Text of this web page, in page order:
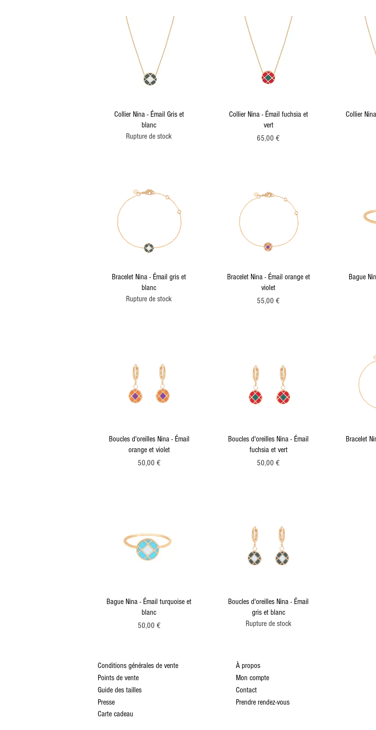
Aperçu rapide
Collier Nina - Émail Gris et
blanc
Rupture de stock
Aperçu rapide
Collier Nina - Émail fuchsia et
vert
Prix
65,00 €
Collier
Aperçu rapide
Bracelet Nina - Émail gris et
blanc
Rupture de stock
Aperçu rapide
Bracelet Nina - Émail orange et
violet
Prix
55,00 €
Bague
Aperçu rapide
Boucles d'oreilles Nina - Émail
orange et violet
Prix
50,00 €
Aperçu rapide
Boucles d'oreilles Nina - Émail
fuchsia et vert
Prix
50,00 €
Bracelet
Aperçu rapide
Bague Nina - Émail turquoise et
blanc
Prix
50,00 €
Aperçu rapide
Boucles d'oreilles Nina - Émail
gris et blanc
Rupture de stock
Conditions générales de vente
Points de vente
Guide des tailles
Presse
Carte cadeau
À propos
Mon compte
Contact
Prendre rendez-vous